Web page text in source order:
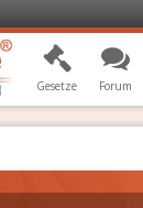
Gesetze Forum